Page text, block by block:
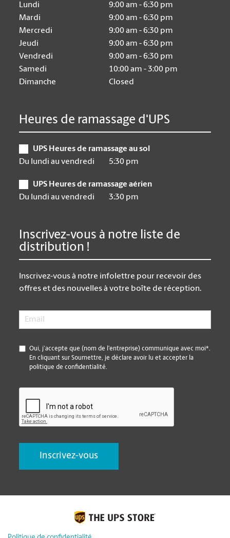
Lundi
9:00 am - 6:30 pm
Mardi
9:00 am - 6:30 pm
Mercredi
9:00 am - 6:30 pm
Jeudi
9:00 am - 6:30 pm
Vendredi
9:00 am - 6:30 pm
Samedi
10:00 am - 3:00 pm
Dimanche
Closed
Heures de ramassage d'UPS
UPS Heures de ramassage au sol
Du lundi au vendredi
5:30 pm
UPS Heures de ramassage aérien
Du lundi au vendredi
3:30 pm
Inscrivez-vous à notre liste de
distribution !
Inscrivez-vous à notre infolettre pour recevoir des
offres et des nouvelles à votre boîte de réception.
Email
*
Oui, j’accepte que (nom de l’entreprise) communique avec moi*.
En cliquant sur Soumettre, je déclare avoir lu et accepter la
politique de confidentialité.